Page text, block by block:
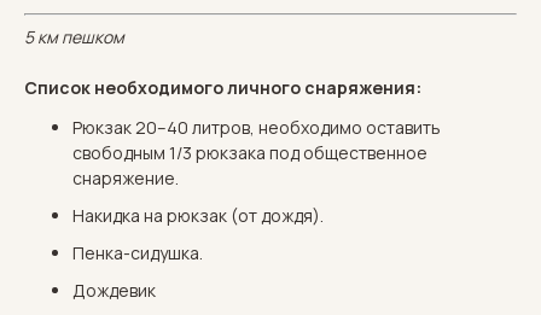
5 км пешком
Список необходимого личного снаряжения:
Рюкзак 20–40 литров, необходимо оставить
свободным 1/3 рюкзака под общественное
снаряжение.
Накидка на рюкзак (от дождя).
Пенка-сидушка.
Дождевик